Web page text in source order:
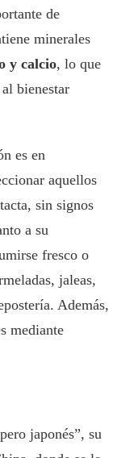
de
minerales
y calcio, lo que
bienestar
es en
aquellos
sin signos
a su
fresco o
jaleas,
Además,
mediante
japonés”, su